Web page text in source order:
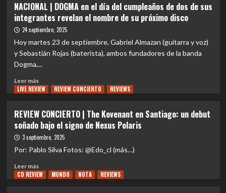
festival
que
se
a
caer
|
WACKEN
METAL
BATTLE
abre
oficialmente
inscripciones
para
edición
2026
NACIONAL | DOGMA en el día del cumpleaños de dos de sus
integrantes revelan el nombre de su próximo disco
24 septiembre, 2025
Hoy martes 23 de septiembre, Gabriel Almazan (guitarra y voz)
y Sebastián Rojas (baterista), ambos fundadores de la banda
Dogma,...
Leer másLeer
más
|
DOGMA
en
el
del
cumpleaños
LIVE REVIEW REVIEW CONCIERTO REVIEWS
REVIEW CONCIERTO | The Kovenant en Santiago: un debut
soñado bajo el signo de Nexus Polaris
3 septiembre, 2025
Por: Pablo Silva Fotos: @Edo_cl (más…)
Leer másLeer
más
CD REVIEW MUNDO NOTA REVIEWS